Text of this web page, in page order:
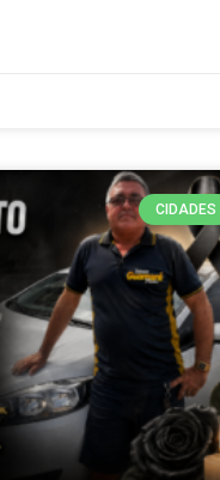
CIDADES